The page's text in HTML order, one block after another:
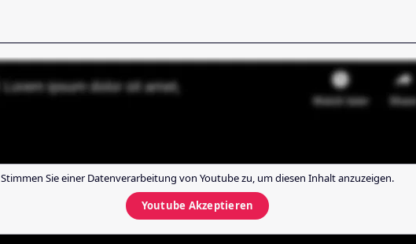
Stimmen Sie einer Datenverarbeitung von Youtubezu, um diesen Inhalt anzuzeigen.
Youtube Akzeptieren